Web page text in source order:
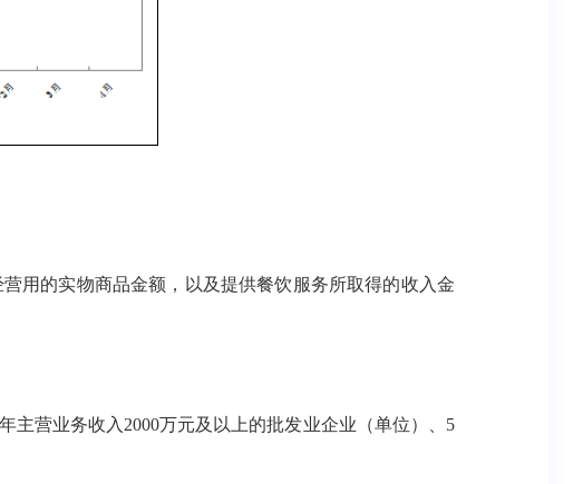
的实物商品金额，以及提供餐饮服务所取得的收入金
主营业务收入 2000万元及以上的批发业企业（单位）、5